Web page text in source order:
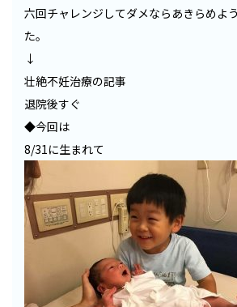
六回チャレンジしてダメならあきらめよ
た。
↓
壮絶不妊治療の記事
退院後すぐ
◆今回は
8/31に生まれて